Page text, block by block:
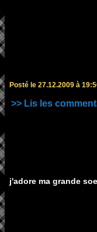
Posté le 27.12.2009 à
>> Lis les
j'adore ma grande